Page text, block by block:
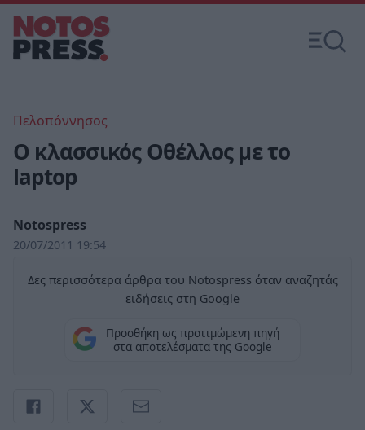
Πελοπόννησος
Ο κλασσικός Οθέλλος με το
laptop
Notospress
20/07/2011 19:54
Δες περισσότερα άρθρα του Notospress όταν αναζητάς
ειδήσεις στη Google
Προσθήκη ως προτιμώμενη πηγή
στα αποτελέσματα της Google